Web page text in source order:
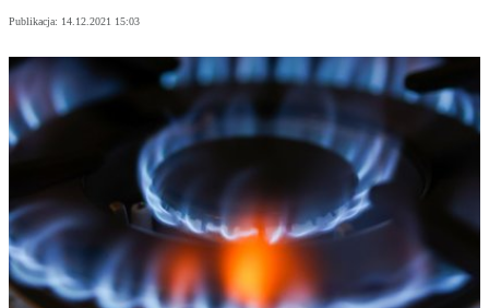
Publikacja: 14.12.2021 15:03